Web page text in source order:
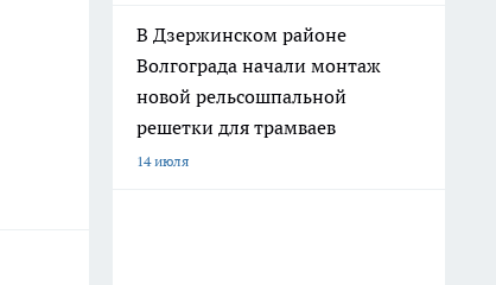
В Дзержинском районе
Волгограда начали монтаж
новой рельсошпальной
решетки для трамваев
14 июля